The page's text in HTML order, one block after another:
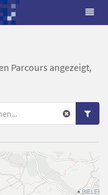
Parcours angezeigt,